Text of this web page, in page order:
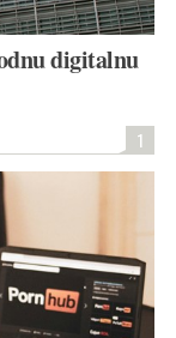
digitalnu
1